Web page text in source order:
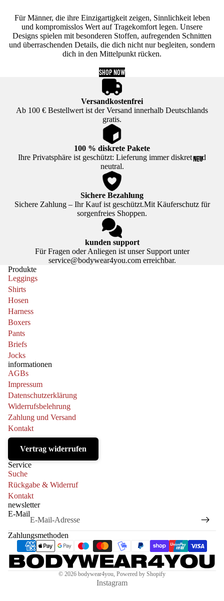
NEU
Für Männer, die ihre Einzigartigkeit zeigen, Sinnlichkeit leben
und kompromisslos Wert auf Tragekomfort legen. Unsere
Designs spielen mit besonderen Stoffen, aufregenden Schnitten
und überraschenden Details, die dich nicht nur begleiten, sondern
dich in den Mittelpunkt rücken.
SHOP NOW
Versandkostenfrei
Ab 100 € Bestellwert ist der Versand innerhalb Deutschlands
gratis.
100 % diskrete Pakete
Ihre Privatsphäre ist geschützt: Lieferung immer diskret und
neutral.
Sichere Bezahlung
Sichere Zahlung – Ihr Kauf ist geschützt.Mit Käuferschutz für
sorgenfreies Shoppen.
kunden support
Für Fragen oder Anliegen ist unser Support unter
service@bodywear4you.com erreichbar.
Produkte
Leggings
Shirts
Hosen
Harness
Boxers
Pants
Briefs
Jocks
informationen
AGBs
Impressum
Datenschutzerklärung
Widerrufsbelehrung
Zahlung und Versand
Kontakt
Vertrag widerrufen
Service
Suche
Rückgabe & Widerruf
Kontakt
newsletter
E-Mail
Zahlungsmethoden
© 2026 bodywear4you, Powered by Shopify
Instagram